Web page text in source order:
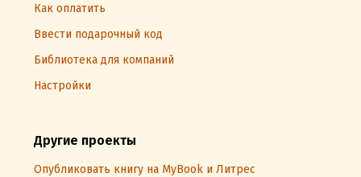
Как оплатить
Ввести подарочный код
Библиотека для компаний
Настройки
Другие проекты
Опубликовать книгу на MyBook и Литрес